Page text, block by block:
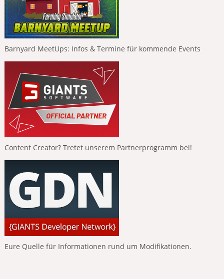
Barnyard MeetUps: Infos & Termine für kommende Events
Content Creator? Tretet unserem Partnerprogramm bei!
Eure Quelle für Informationen rund um Modifikationen.